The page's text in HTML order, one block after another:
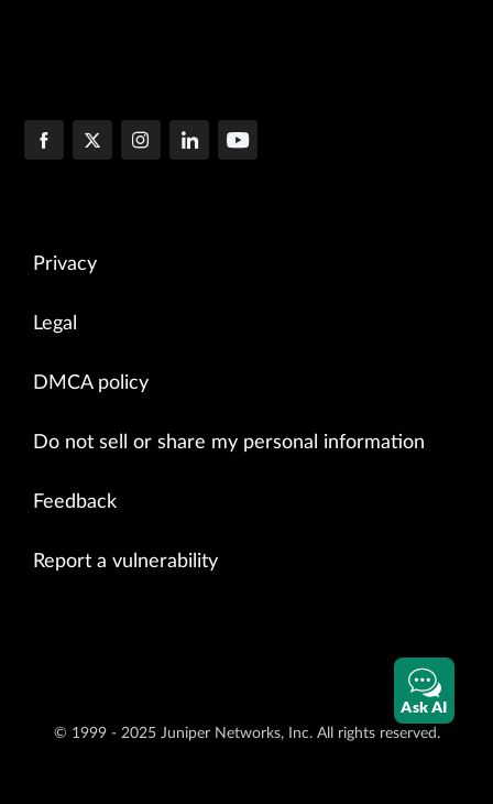
Privacy
Legal
DMCA policy
Do not sell or share my personal information
Feedback
Report a vulnerability
© 1999 - 2025 Juniper Networks, Inc. All rights reserved.
Ask AI